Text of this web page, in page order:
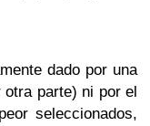
dado por una
otra parte) ni por el
seleccionados,